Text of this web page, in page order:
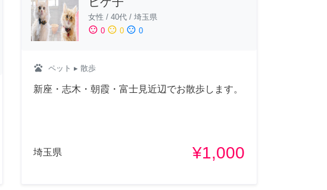
女性 / 40代/ 埼玉県
sentiment_satisfied 0 sentiment_neutral 0 sentiment_dissatisfied 0
pets ペット ▸ 散歩
新座・志木・朝霞・富士見近辺でお散歩します。
埼玉県 ¥1,000